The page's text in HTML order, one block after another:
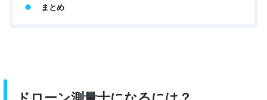
まとめ